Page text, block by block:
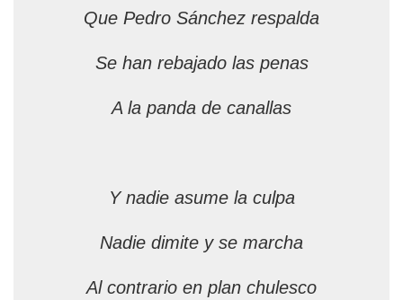
Que Pedro Sánchez respalda
Se han rebajado las penas
A la panda de canallas
Y nadie asume la culpa
Nadie dimite y se marcha
Al contrario en plan chulesco